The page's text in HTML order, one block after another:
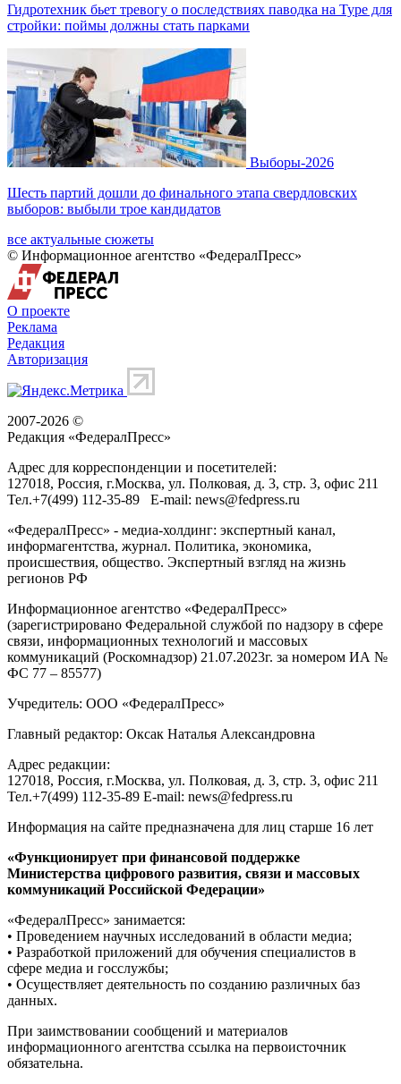
Гидротехник бьет тревогу о последствиях паводка на Туре для
стройки: поймы должны стать парками
Выборы-2026
Шесть партий дошли до финального этапа свердловских
выборов: выбыли трое кандидатов
все актуальные сюжеты
© Информационное агентство «ФедералПресс»
О проекте
Реклама
Редакция
Авторизация
2007-2026 ©
Редакция «ФедералПресс»
Адрес для корреспонденции и посетителей:
127018, Россия, г.Москва, ул. Полковая, д. 3, стр. 3, офис 211
Тел.+7(499) 112-35-89 E-mail: news@fedpress.ru
«ФедералПресс» - медиа-холдинг: экспертный канал,
информагентства, журнал. Политика, экономика,
происшествия, общество. Экспертный взгляд на жизнь
регионов РФ
Информационное агентство «ФедералПресс»
(зарегистрировано Федеральной службой по надзору в сфере
связи, информационных технологий и массовых
коммуникаций (Роскомнадзор) 21.07.2023г. за номером ИА №
ФС 77 – 85577)
Учредитель: ООО «ФедералПресс»
Главный редактор: Оксак Наталья Александровна
Адрес редакции:
127018, Россия, г.Москва, ул. Полковая, д. 3, стр. 3, офис 211
Тел.+7(499) 112-35-89 E-mail: news@fedpress.ru
Информация на сайте предназначена для лиц старше 16 лет
«Функционирует при финансовой поддержке
Министерства цифрового развития, связи и массовых
коммуникаций Российской Федерации»
«ФедералПресс» занимается:
• Проведением научных исследований в области медиа;
• Разработкой приложений для обучения специалистов в
сфере медиа и госслужбы;
• Осуществляет деятельность по созданию различных баз
данных.
При заимствовании сообщений и материалов
информационного агентства ссылка на первоисточник
обязательна.